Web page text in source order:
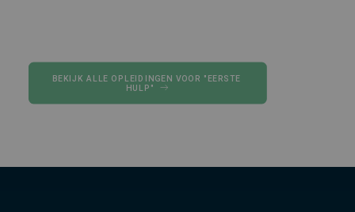
BEKIJK ALLE OPLEIDINGEN VOOR "EERSTE
HULP"